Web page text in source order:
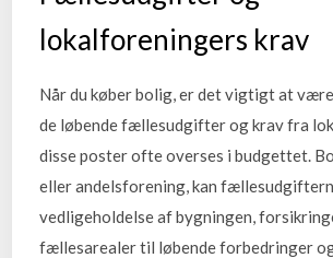
lokalforeningers krav
Når du køber bolig, er det vigtigt at
de løbende fællesudgifter og krav fra
disse poster ofte overses i budgettet.
eller andelsforening, kan
vedligeholdelse af bygningen,
fællesarealer til løbende forbedringer